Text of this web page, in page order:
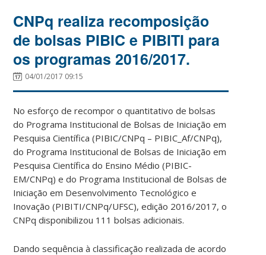
CNPq realiza recomposição
de bolsas PIBIC e PIBITI para
os programas 2016/2017.
04/01/2017 09:15
No esforço de recompor o quantitativo de bolsas
do Programa Institucional de Bolsas de Iniciação em
Pesquisa Científica (PIBIC/CNPq – PIBIC_Af/CNPq),
do Programa Institucional de Bolsas de Iniciação em
Pesquisa Científica do Ensino Médio (PIBIC-
EM/CNPq) e do Programa Institucional de Bolsas de
Iniciação em Desenvolvimento Tecnológico e
Inovação (PIBITI/CNPq/UFSC), edição 2016/2017, o
CNPq disponibilizou 111 bolsas adicionais.
Dando sequência à classificação realizada de acordo